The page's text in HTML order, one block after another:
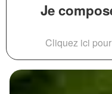
Je
Cliquez ici